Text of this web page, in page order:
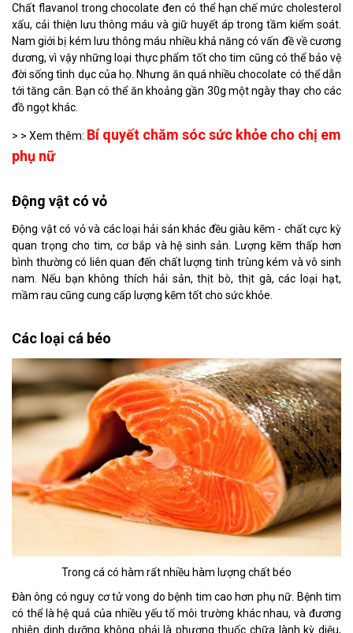
Chất flavanol trong chocolate đen có thể hạn chế mức cholesterol
xấu, cải thiện lưu thông máu và giữ huyết áp trong tầm kiểm soát.
Nam giới bị kém lưu thông máu nhiều khả năng có vấn đề về cương
dương, vì vậy những loại thực phẩm tốt cho tim cũng có thể bảo vệ
đời sống tình dục của họ. Nhưng ăn quá nhiều chocolate có thể dẫn
tới tăng cân. Bạn có thể ăn khoảng gần 30g một ngày thay cho các
đồ ngọt khác.
> > Xem thêm: Bí quyết chăm sóc sức khỏe cho chị em
phụ nữ
Động vật có vỏ
Động vật có vỏ và các loại hải sản khác đều giàu kẽm - chất cực kỳ
quan trọng cho tim, cơ bắp và hệ sinh sản. Lượng kẽm thấp hơn
bình thường có liên quan đến chất lượng tinh trùng kém và vô sinh
nam. Nếu bạn không thích hải sản, thịt bò, thịt gà, các loại hạt,
mầm rau cũng cung cấp lượng kẽm tốt cho sức khỏe.
Các loại cá béo
Trong cá có hàm rất nhiều hàm lượng chất béo
Đàn ông có nguy cơ tử vong do bệnh tim cao hơn phụ nữ. Bệnh tim
có thể là hệ quả của nhiều yếu tố môi trường khác nhau, và đương
nhiên dinh dưỡng không phải là phương thuốc chữa lành kỳ diệu,